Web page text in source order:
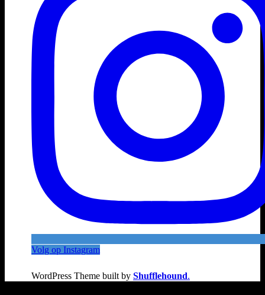
Volg op Instagram
WordPress Theme built by Shufflehound.